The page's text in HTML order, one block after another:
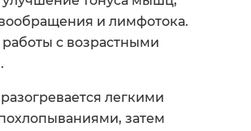
и лимфотока.
с возрастными
легкими
затем